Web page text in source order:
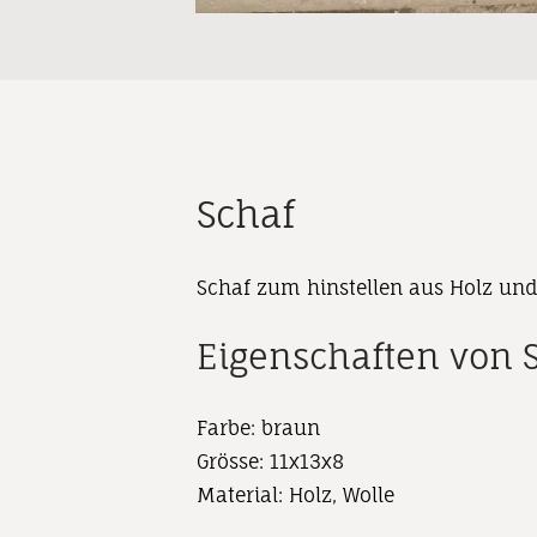
Schaf
Schaf zum hinstellen aus Holz
Eigenschaften von
Farbe: braun
Grösse: 11x13x8
Material: Holz, Wolle